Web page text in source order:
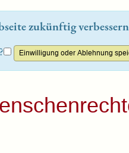
zukünftig